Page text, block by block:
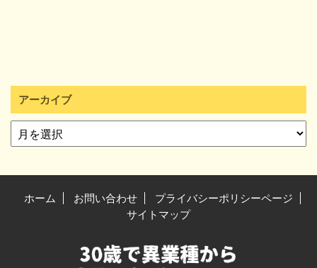
アーカイブ
ホーム お問い合わせ
プライバシーポリシーページ
サイトマップ